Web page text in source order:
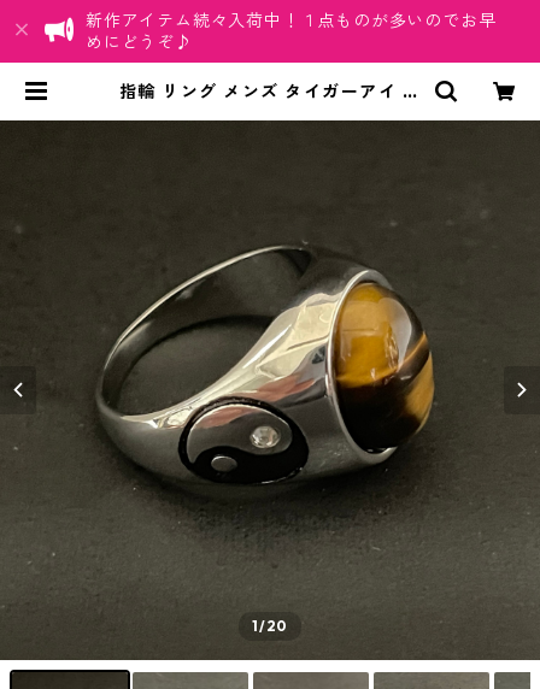
新作アイテム続々入荷中！１点ものが多いのでお早
めにどうぞ♪
指輪 リング メンズ タイガーアイ 陰
1/20